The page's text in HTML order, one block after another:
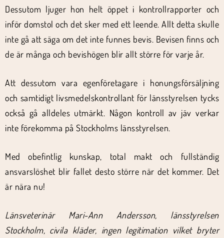
Dessutom ljuger hon helt öppet i kontrollrapporter och
inför domstol och det sker med ett leende. Allt detta skulle
inte gå att säga om det inte funnes bevis. Bevisen finns och
de är många och bevishögen blir allt större för varje år.
Att dessutom vara egenföretagare i honungsförsäljning
och samtidigt livsmedelskontrollant för länsstyrelsen tycks
också gå alldeles utmärkt. Någon kontroll av jäv verkar
inte förekomma på Stockholms länsstyrelsen.
Med obefintlig kunskap, total makt och fullständig
ansvarslöshet blir fallet desto större när det kommer. Det
är nära nu!
Länsveterinär Mari-Ann Andersson, länsstyrelsen
Stockholm, civila kläder, ingen legitimation vilket bryter